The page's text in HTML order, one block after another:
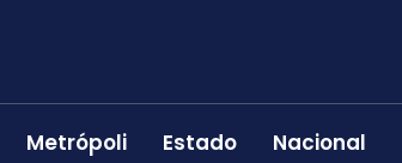
Metrópoli Estado Nacional